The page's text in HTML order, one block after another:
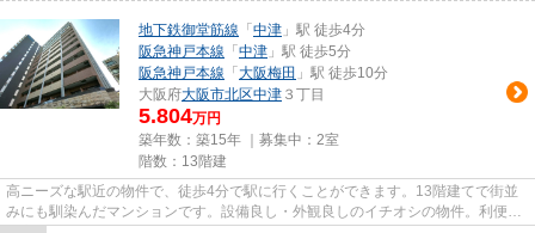
地下鉄御堂筋線 「 中津 」駅 徒歩4分
阪急神戸本線 「 中津 」駅 徒歩5分
阪急神戸本線 「 大阪梅田 」駅 徒歩10分
大阪府大阪市北区中津 ３丁目
5.804万円
築年数：築15年 ｜募集中： 2室
階数：13階建
高ニーズな駅近の物件で、徒歩4分で駅に行くことができます。13階建てで街並
みにも馴染んだマンションです。設備良し・外観良しのイチオシの物件。利便性